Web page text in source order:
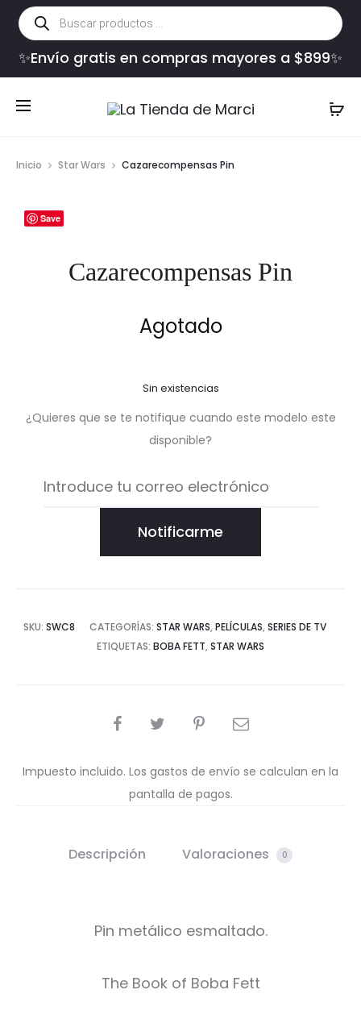
Búsqueda
de
productos
✨Envío gratis en compras mayores a $899✨
Inicio Star Wars Cazarecompensas Pin
Save
Cazarecompensas Pin
Agotado
Sin existencias
¿Quieres que se te notifique cuando este modelo este
disponible?
Notificarme
SKU: SWC8 CATEGORÍAS: STAR WARS, PELÍCULAS, SERIES DE TV
ETIQUETAS: BOBA FETT, STAR WARS
COMPARTIR
Impuesto incluido. Los gastos de envío se calculan en la
pantalla de pagos.
Descripción Valoraciones 0
Pin metálico esmaltado.
The Book of Boba Fett